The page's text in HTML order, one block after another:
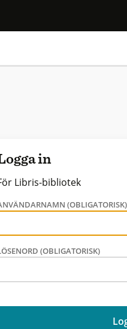
in
Libris-bibliotek
(OBLIGATORISK)
(OBLIGATORISK)